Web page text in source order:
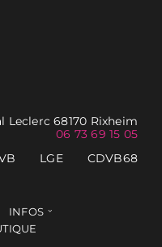
Leclerc 68170 Rixheim
06 73 69 15 05
LGE CDVB68
INFOS